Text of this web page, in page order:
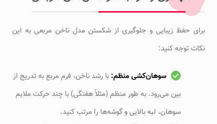
برای حفظ زیبایی و جلوگیری از شکستن مدل ناخن مربعی به این
نکات توجه کنید:
سوهان‌کشی منظم: با رشد ناخن، فرم مربع به تدریج از
بین می‌رود. به طور منظم (مثلاً هفتگی) با چند حرکت ملایم
سوهان، لبه بالایی و گوشه‌ها را مرتب کنید.